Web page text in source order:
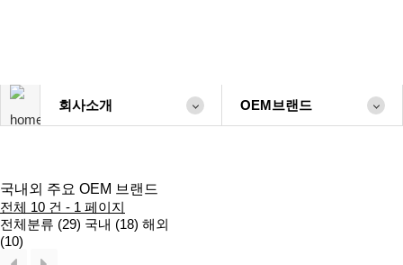
회사소개 OEM브랜드
국내외 주요 OEM 브랜드
전체 10 건 - 1 페이지
전체분류 (29) 국내 (18) 해외
(10)